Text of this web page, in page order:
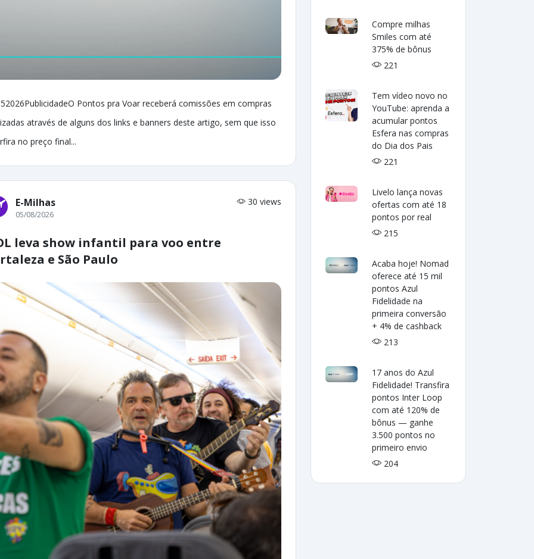
Pontos pra Voar receberá comissões em compras
através de alguns dos links e banners deste artigo, sem que isso
no preço final...
E-Milhas 30 views
05/08/2026
leva show infantil para voo entre
e São Paulo
Compre milhas
Smiles com até
375% de bônus
221
Tem vídeo novo no
YouTube: aprenda a
acumular pontos
Esfera nas compras
do Dia dos Pais
221
Livelo lança novas
ofertas com até 18
pontos por real
215
Acaba hoje! Nomad
oferece até 15 mil
pontos Azul
Fidelidade na
primeira conversão
+ 4% de cashback
213
17 anos do Azul
Fidelidade! Transfira
pontos Inter Loop
com até 120% de
bônus — ganhe
3.500 pontos no
primeiro envio
204